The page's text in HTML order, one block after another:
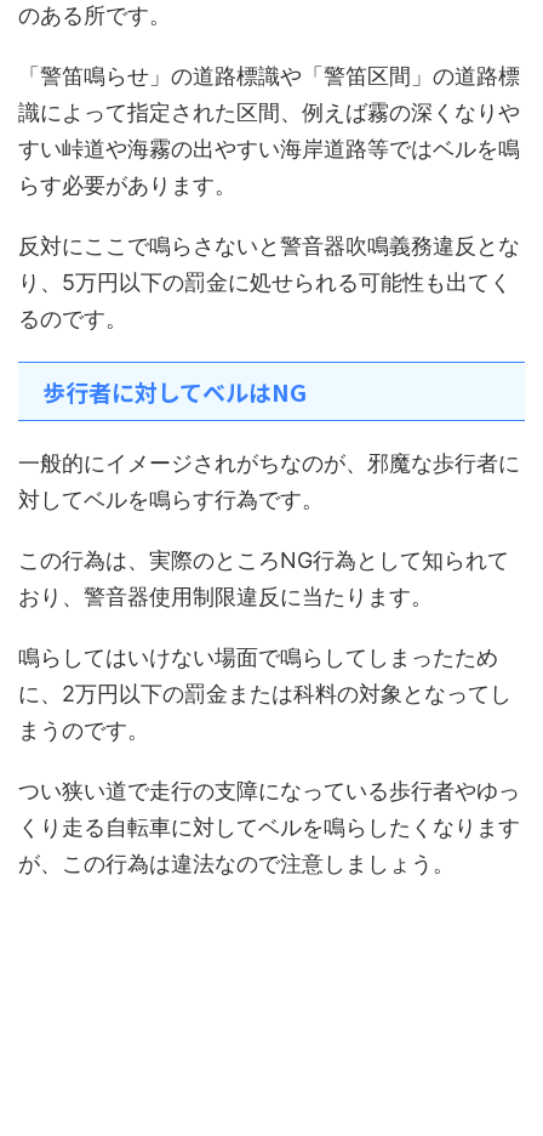
のある所です。
「警笛鳴らせ」の道路標識や「警笛区間」の道路標
識によって指定された区間、例えば霧の深くなりや
すい峠道や海霧の出やすい海岸道路等ではベルを鳴
らす必要があります。
反対にここで鳴らさないと警音器吹鳴義務違反とな
り、5万円以下の罰金に処せられる可能性も出てく
るのです。
歩行者に対してベルはNG
一般的にイメージされがちなのが、邪魔な歩行者に
対してベルを鳴らす行為です。
この行為は、実際のところNG行為として知られて
おり、警音器使用制限違反に当たります。
鳴らしてはいけない場面で鳴らしてしまったため
に、2万円以下の罰金または科料の対象となってし
まうのです。
つい狭い道で走行の支障になっている歩行者やゆっ
くり走る自転車に対してベルを鳴らしたくなります
が、この行為は違法なので注意しましょう。